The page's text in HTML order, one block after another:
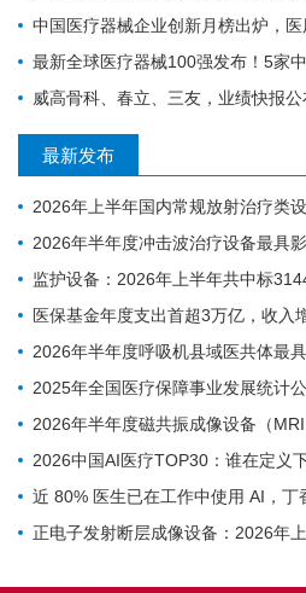
中国医疗器械企业创新月榜出炉，医用
最新全球医疗器械100强发布！5家中国企
威高骨科、春立、三友，业绩快报公
最新发布
2026年上半年国内常规放射治疗类
2026年半年度冲击波治疗设备最具影响力排行榜：翔宇医疗、医迈斯、慧康排名前三
监护设备：2026年上半年共中标31444台，迈瑞、
医保基金年度支出首超3万亿，收入
2026年半年度呼吸机县域医共体最具影响力排行榜：迈瑞、科曼、德尔格排
2025年全国医疗保障事业发展统计
2026年半年度磁共振成像设备（MRI）最具影响力排行榜：西门子、联影、GE排名前三
2026中国AI医疗TOP30：谁在定义下一
近 80% 医生已在工作中使用 AI，丁香园发
正电子发射断层成像设备：2026年上半年共中标54台，联影、